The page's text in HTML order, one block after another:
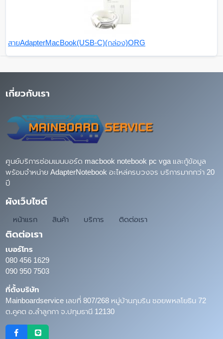
สายAdapterMacBook(USB-C)(กล่อง)ORG
เกี่ยวกับเรา
ศูนย์บริการซ่อมเมนบอร์ด macbook notebook pc vga และกู้ข้อมูล
พร้อมจำหน่าย AdapterNotebook อะไหล่ครบวงจร บริการมากกว่า 20
ปี
ผังเว็บไซต์
หน้าแรก สินค้า บริการ ติดต่อเรา
ติดต่อเรา
เบอร์โทร
080 456 1629
090 950 7503
ที่ตั้งบริษัท
Mainboardservice เลขที่ 807/268 หมู่บ้านภุมริน ซอยพหลโยธิน 72
ต.คูคต อ.ลำลูกกา จ.ปทุมธานี 12130